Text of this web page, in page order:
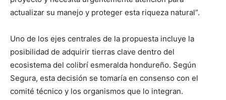
actualizar su manejo y proteger esta riqueza natural”.
Uno de los ejes centrales de la propuesta incluye la
posibilidad de adquirir tierras clave dentro del
ecosistema del colibrí esmeralda hondureño. Según
Segura, esta decisión se tomaría en consenso con el
comité técnico y los organismos que lo integran.